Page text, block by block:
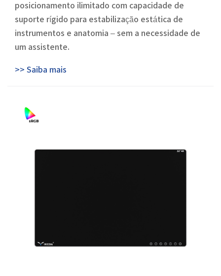
posicionamento ilimitado com capacidade de
suporte rígido para estabilização estática de
instrumentos e anatomia – sem a necessidade de
um assistente.
>> Saiba mais